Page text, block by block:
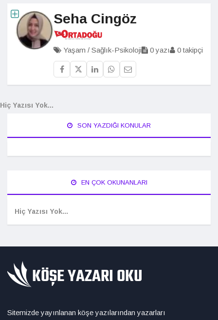
Seha Cingöz
Yaşam / Sağlık-Psikoloji 0 yazı 0 takipçi
Hiç Yazısı Yok...
SON YAZDIĞI KONULAR
EN ÇOK OKUNANLARI
Hiç Yazısı Yok...
Sitemizde yayınlanan köşe yazılarından yazarları